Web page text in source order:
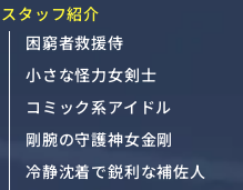
スタッフ紹介
困窮者救援侍
小さな怪力女剣士
コミック系アイドル
剛腕の守護神女金剛
冷静沈着で鋭利な補佐人